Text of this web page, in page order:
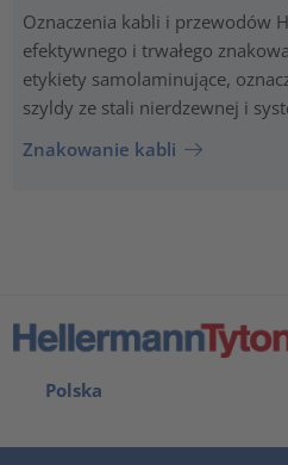
Oznaczenia kabli i przewodów
efektywnego i trwałego
etykiety samolaminujące,
szyldy ze stali nierdzewnej i
Znakowanie kabli
Polska